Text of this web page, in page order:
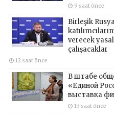
9 saat önce
Birleşik
verecek
çalışacaklar
12 saat önce
В штабе
«Единой
выставка
13 saat önce